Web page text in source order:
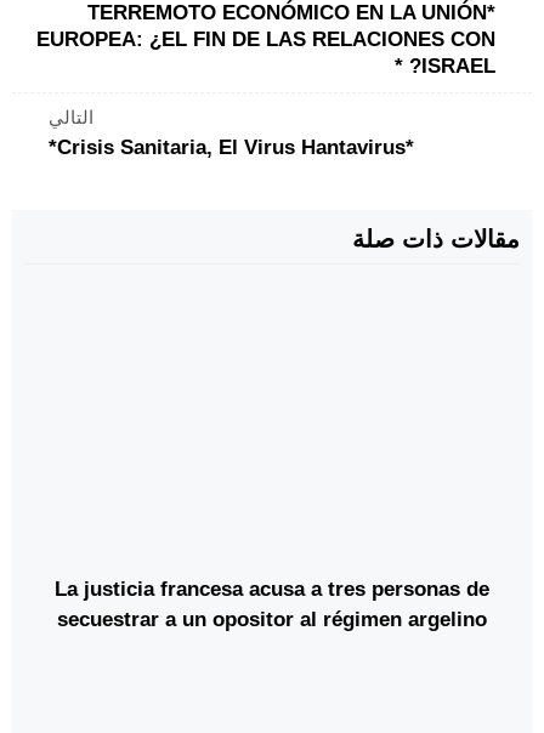
*TERREMOTO ECONÓMICO EN LA UNIÓN
EUROPEA: ¿EL FIN DE LAS RELACIONES CON
ISRAEL? *
التالي
*Crisis Sanitaria, El Virus Hantavirus*
مقالات ذات صلة
La justicia francesa acusa a tres personas de
secuestrar a un opositor al régimen argelino